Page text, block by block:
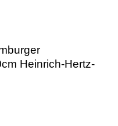
Heinrich-Hertz-